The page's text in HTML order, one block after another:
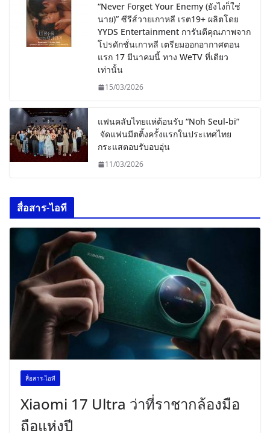
“Never Forget Your Enemy (ยังไงก็ใช่
นาย)” ซีรีส์วายเกาหลี เรต19+ ผลิตโดย
YYDS Entertainment การันตีคุณภาพจาก
โปรดักชั่นเกาหลี เตรียมออกอากาศตอน
แรก 17 มีนาคมนี้ ทาง WeTV ที่เดียว
เท่านั้น
15/03/2026
แฟนคลับไทยแห่ต้อนรับ “Noh Seul-bi”
จัดแฟนมีตติ้งครั้งแรกในประเทศไทย
กระแสตอบรับอบอุ่น
11/03/2026
สื่อสาร-ไอที
สื่อสาร-ไอที
Xiaomi 17 Ultra ว่าที่ราชากล้องมือ
ถือแห่งปี